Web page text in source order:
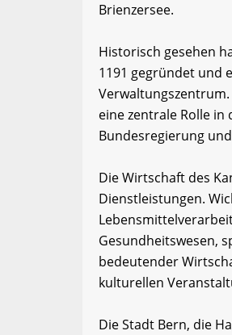
Brienzersee.
Historisch gesehen
1191 gegründet und
eine zentrale Rolle in
Bundesregierung
Die Wirtschaft des
Dienstleistungen.
Gesundheitswesen,
bedeutender
kulturellen
Die Stadt Bern, die